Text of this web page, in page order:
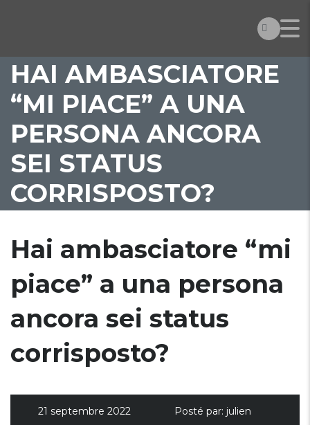
HAI AMBASCIATORE
“MI PIACE” A UNA
PERSONA ANCORA
SEI STATUS
CORRISPOSTO?
Hai ambasciatore “mi
piace” a una persona
ancora sei status
corrisposto?
21 septembre 2022 Posté par: julien